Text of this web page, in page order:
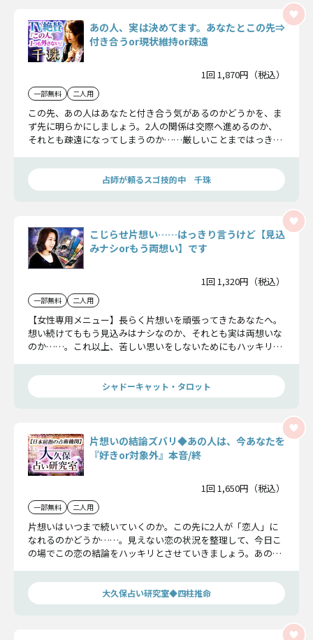
あの人、実は決めてます。あなたとこの先⇒
付き合うor現状維持or疎遠
1回 1,870円（税込）
一部無料 二人用
この先、あの人はあなたと付き合う気があるのかどうかを、ま
ず先に明らかにしましょう。2人の関係は交際へ進めるのか、
それとも疎遠になってしまうのか……厳しいことまではっきり
占師が頼るスゴ技的中 千珠
こじらせ片想い……はっきり言うけど【見込
みナシorもう両想い】です
1回 1,320円（税込）
一部無料 二人用
【女性専用メニュー】長らく片想いを頑張ってきたあなたへ。
想い続けてももう見込みはナシなのか、それとも実は両想いな
のか……。これ以上、苦しい思いをしないためにもハッキリと
シャドーキャット・タロット
片想いの結論ズバリ◆あの人は、今あなたを
『好きor対象外』本音/終
1回 1,650円（税込）
一部無料 二人用
片想いはいつまで続いていくのか。この先に2人が「恋人」に
なれるのかどうか……。見えない恋の状況を整理して、今日こ
の場でこの恋の結論をハッキリとさせていきましょう。あの人
大久保占い研究室◆四柱推命